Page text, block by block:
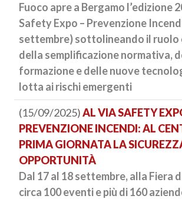
Fuoco apre a Bergamo l’edizione
Safety Expo – Prevenzione
settembre) sottolineando il ruolo
della semplificazione normativa,
formazione e delle nuove
lotta ai rischi emergenti
(15/09/2025)AL VIA SAFETY
PREVENZIONE INCENDI: AL
PRIMA GIORNATA LA
OPPORTUNITÀ
Dal 17 al 18 settembre, alla Fiera
circa 100 eventi e più di 160